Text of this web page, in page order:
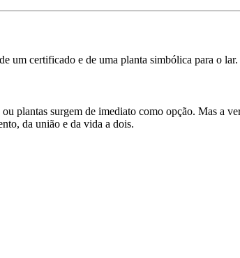
um certificado e de uma planta simbólica para o
plantas surgem de imediato como opção. Mas a
da união e da vida a dois.